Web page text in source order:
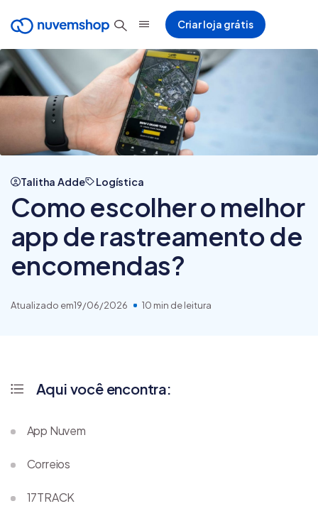
Criar loja grátis
Talitha Adde Logística
Como escolher o melhor
app de rastreamento de
encomendas?
Atualizado em19/06/2026 10 min de leitura
Aqui você encontra:
App Nuvem
Correios
17TRACK